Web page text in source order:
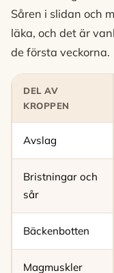
Såren i slidan och
läka, och det är
de första veckorna.
DEL AV
KROPPEN
Avslag
Bristningar och
sår
Bäckenbotten
Magmuskler